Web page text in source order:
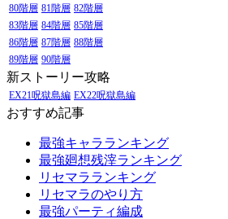
80階層 81階層 82階層
83階層 84階層 85階層
86階層 87階層 88階層
89階層 90階層
新ストーリー攻略
EX21呪獄島編 EX22呪獄島編
おすすめ記事
最強キャラランキング
最強廻想残滓ランキング
リセマラランキング
リセマラのやり方
最強パーティ編成